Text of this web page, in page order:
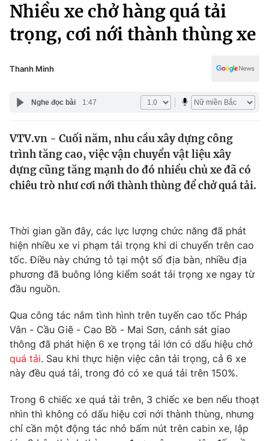
Chuyên mục
Chính trị
Y tế
Thế giới
Thế giới đó đây
Câu chuyện quốc tế
Tài chính
Thị trường
Góc doanh nghiệp
Dữ liệu và đời sống
Truyền hình
Phim VTV
Hậu trường
Nhân vật
Giải sao mai
Giải trí
Điện ảnh
Âm nhạc
Sao
Đời sống
Du lịch
Làm đẹp
Chất lượng cuộc sống
Tuyển sinh
Công nghệ
Pháp luật
Thể thao
Văn hóa - Giải trí
Đời sống
Giáo dục
Nhiều xe chở hàng quá tải
trọng, cơi nới thành thùng xe
Thanh Minh
Nghe đọc bài 1:47
VTV.vn - Cuối năm, nhu cầu xây dựng công
trình tăng cao, việc vận chuyển vật liệu xây
dựng cũng tăng mạnh do đó nhiều chủ xe đã có
chiêu trò như cơi nới thành thùng để chở quá tải.
Thời gian gần đây, các lực lượng chức năng đã phát
hiện nhiều xe vi phạm tải trọng khi di chuyển trên cao
tốc. Điều này chứng tỏ tại một số địa bàn, nhiều địa
phương đã buông lỏng kiểm soát tải trọng xe ngay từ
đầu nguồn.
Qua công tác nắm tình hình trên tuyến cao tốc Pháp
Vân - Cầu Giẽ - Cao Bồ - Mai Sơn, cảnh sát giao
thông đã phát hiện 6 xe trọng tải lớn có dấu hiệu chở
quá tải. Sau khi thực hiện việc cân tải trọng, cả 6 xe
này đều quá tải, trong đó có xe quá tải trên 150%.
Trong 6 chiếc xe quá tải trên, 3 chiếc xe ben nếu thoạt
nhìn thì không có dấu hiệu cơi nới thành thùng, nhưng
chỉ cần một động tác nhỏ bấm nút trên cabin xe, lập